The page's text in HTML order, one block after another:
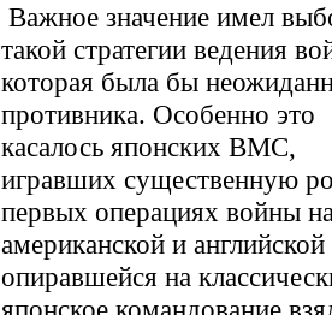
Важное значение имел
такой стратегии ведения
которая была бы
противника. Особенно это
касалось японских ВМС,
игравших существенную
первых операциях войны
американской и
опиравшейся на